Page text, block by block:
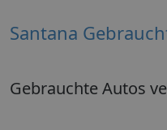
Santana
Gebrauchte Autos